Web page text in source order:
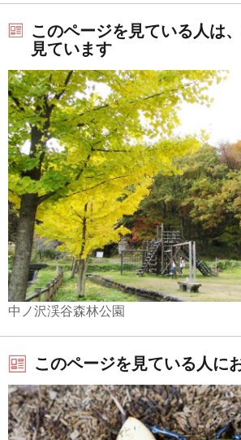
このページを見ている人は
見ています
中ノ沢渓谷森林公園
このページを見ている人に